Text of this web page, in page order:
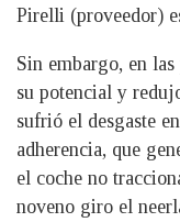
Pirelli (proveedor)
Sin embargo, en
su potencial y
sufrió el desgaste
adherencia, que
el coche no
noveno giro el